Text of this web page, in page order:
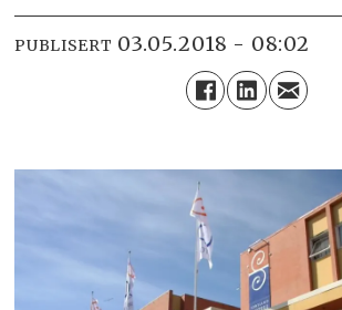
PUBLISERT 03.05.2018 - 08:02